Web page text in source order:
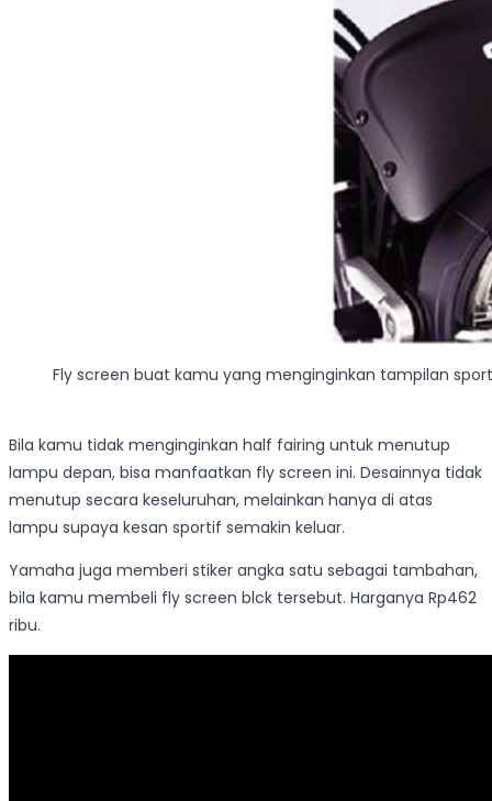
Fly screen buat kamu yang menginginkan tampilan
Bila kamu tidak menginginkan half fairing untuk menutup
lampu depan, bisa manfaatkan fly screen ini. Desainnya tidak
menutup secara keseluruhan, melainkan hanya di atas
lampu supaya kesan sportif semakin keluar.
Yamaha juga memberi stiker angka satu sebagai tambahan,
bila kamu membeli fly screen blck tersebut. Harganya Rp462
ribu.